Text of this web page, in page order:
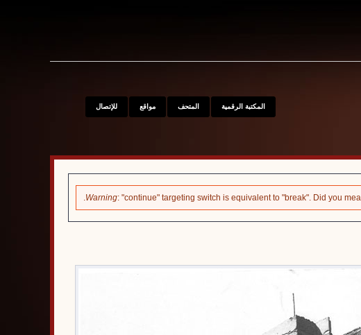
للإتصال مواقع المتحف المكتبة الرقمية
Warning: "continue" targeting switch is equivalent to "break". Did you